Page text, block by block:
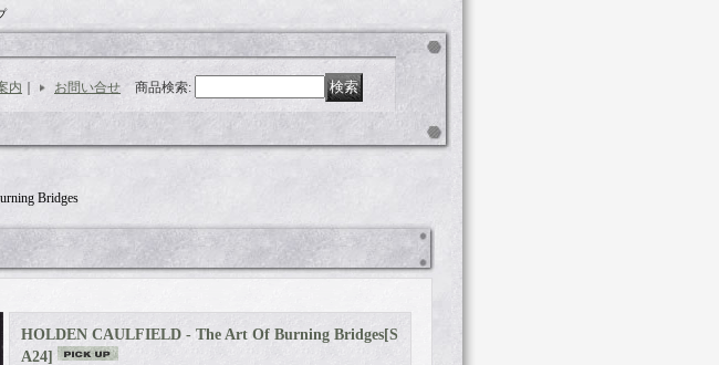
内 お問い合せ 商品検索:
Bridges
HOLDEN CAULFIELD - The Art Of Burning Bridges[S
A24]